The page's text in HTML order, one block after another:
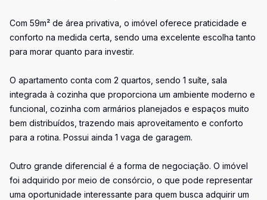
Com 59m² de área privativa, o imóvel oferece praticidade e
conforto na medida certa, sendo uma excelente escolha tanto
para morar quanto para investir.
O apartamento conta com 2 quartos, sendo 1 suíte, sala
integrada à cozinha que proporciona um ambiente moderno e
funcional, cozinha com armários planejados e espaços muito
bem distribuídos, trazendo mais aproveitamento e conforto
para a rotina. Possui ainda 1 vaga de garagem.
Outro grande diferencial é a forma de negociação. O imóvel
foi adquirido por meio de consórcio, o que pode representar
uma oportunidade interessante para quem busca adquirir um